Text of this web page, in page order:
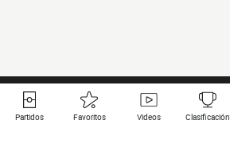
Partidos Favoritos Videos Clasificación